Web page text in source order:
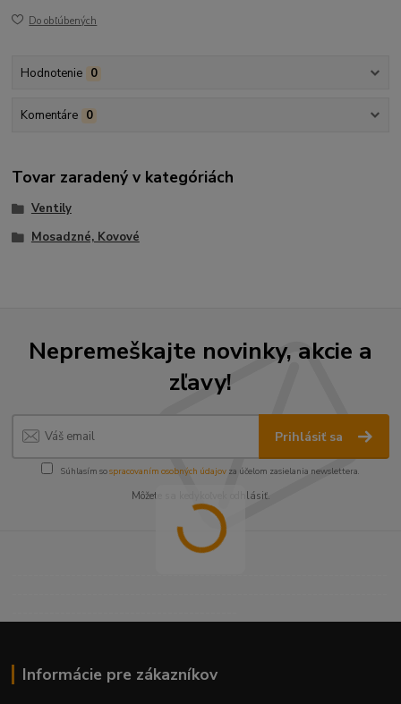
Do obľúbených
Hodnotenie 0
Komentáre 0
Tovar zaradený v kategóriách
Ventily
Mosadzné, Kovové
Nepremeškajte novinky, akcie a
zľavy!
Prihlásiť sa
Súhlasím sospracovaním osobných údajov za účelom zasielania newslettera.
Môžete sa kedykoľvek odhlásiť.
Informácie pre zákazníkov